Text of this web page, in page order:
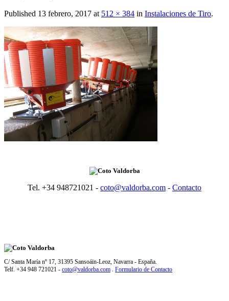
Published 13 febrero, 2017 at 512 × 384 in Instalaciones de Tiro.
Tel. +34 948721021 - coto@valdorba.com - Contacto
C/ Santa María nº 17, 31395 Sansoáin-Leoz, Navarra - España.
Telf. +34 948 721021 - coto@valdorba.com Formulario de Contacto